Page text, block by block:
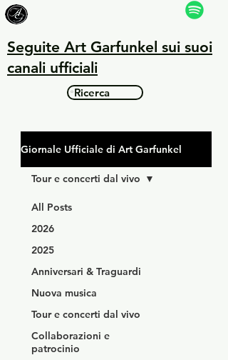
Ricerca
Seguite Art Garfunkel sui suoi
canali ufficiali
Giornale Ufficiale di Art Garfunkel
All Posts
2026
2025
Anniversari & Traguardi
Nuova musica
Tour e concerti dal vivo
Collaborazioni e
patrocinio
Tour e concerti dal vivo